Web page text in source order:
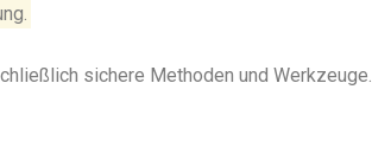
sichere Methoden und Werkzeuge.